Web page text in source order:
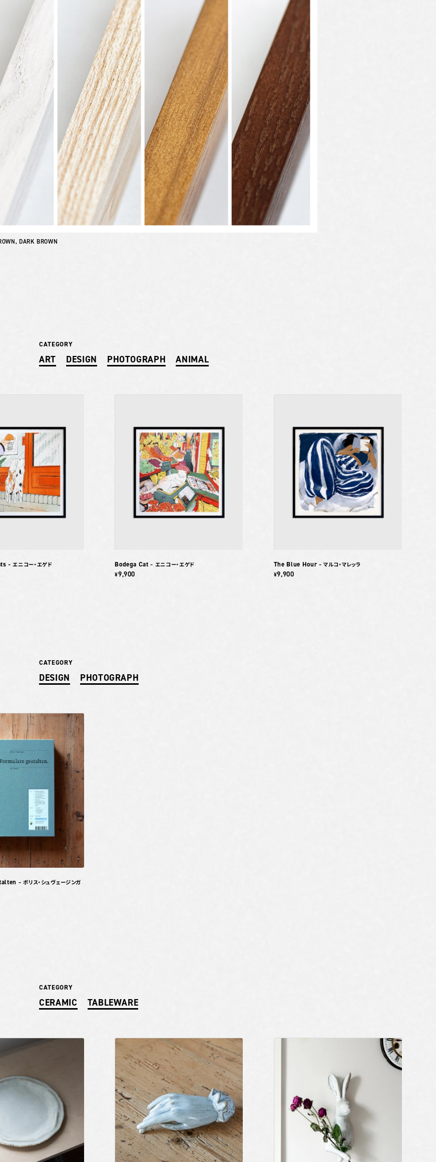
DARK BROWN
– エニコー・エゲド
Bodega Cat – エニコー・エゲド
¥9,900
The Blue Hour– マルコ・マレッラ
¥9,900
CATEGORY
ART DESIGN PHOTOGRAPH ANIMAL
– ボリス・シュヴェージンガ
CATEGORY
DESIGN PHOTOGRAPH
CATEGORY
CERAMIC TABLEWARE